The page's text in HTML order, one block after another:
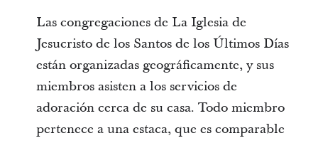
Las congregaciones de La Iglesia de
Jesucristo de los Santos de los Últimos Días
están organizadas geográficamente, y sus
miembros asisten a los servicios de
adoración cerca de su casa. Todo miembro
pertenece a una estaca, que es comparable